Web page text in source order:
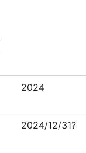
2024
2024/12/31?